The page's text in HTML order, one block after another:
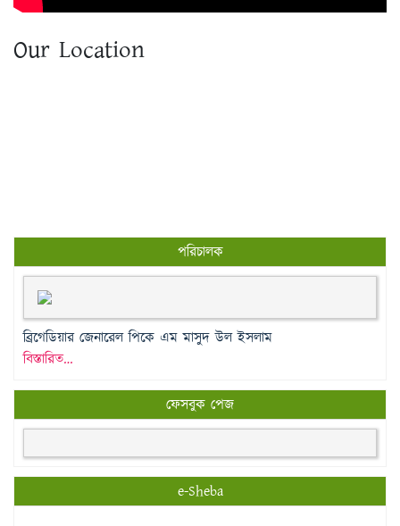
Our Location
পরিচালক
ব্রিগেডিয়ার জেনারেল পিকে এম মাসুদ উল ইসলাম
বিস্তারিত…
ফেসবুক পেজ
e-Sheba